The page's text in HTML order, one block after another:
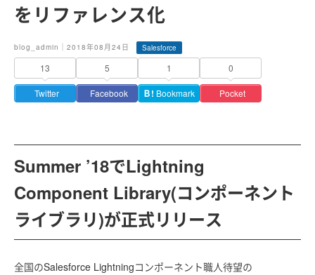
をリファレンス化
blog_admin｜2018年08月24日 Salesforce
13
Twitter
5
Facebook
1
Ｂ! Bookmark
0
Pocket
Summer ’18でLightning
Component Library(コンポーネント
ライブラリ)が正式リリース
全国のSalesforce Lightningコンポーネント職人待望の